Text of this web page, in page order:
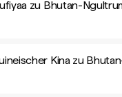
zu Bhutan-
Kina zu